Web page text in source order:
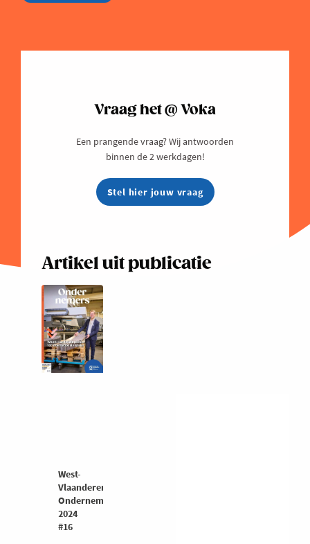
Vraag het @ Voka
Een prangende vraag? Wij antwoorden
binnen de 2 werkdagen!
Stel hier jouw vraag
Artikel uit publicatie
West-
Vlaanderen
Ondernemers
2024
#16